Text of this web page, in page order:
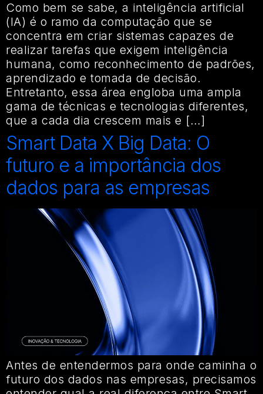
Como bem se sabe, a inteligência artificial
(IA) é o ramo da computação que se
concentra em criar sistemas capazes de
realizar tarefas que exigem inteligência
humana, como reconhecimento de padrões,
aprendizado e tomada de decisão.
Entretanto, essa área engloba uma ampla
gama de técnicas e tecnologias diferentes,
que a cada dia crescem mais e […]
Smart Data X Big Data: O
futuro e a importância dos
dados para as empresas
Antes de entendermos para onde caminha o
futuro dos dados nas empresas, precisamos